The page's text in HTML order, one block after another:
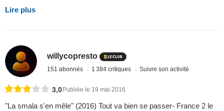
Lire plus
willycopresto
151 abonnés 1 384 critiques Suivre son activité
3,0Publiée le 19 mai 2016
"La smala s'en mêle" (2016) Tout va bien se passer- France 2 le